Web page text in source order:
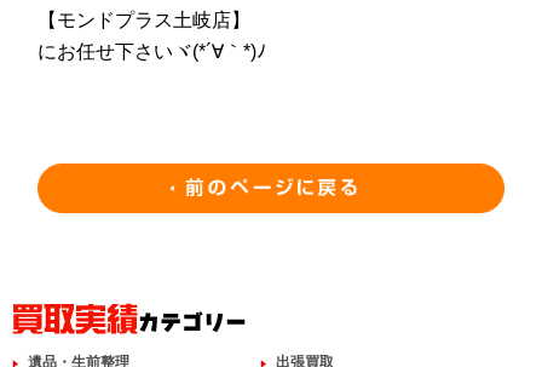
【モンドプラス土岐店】
にお任せ下さいヾ(*´∀｀*)ﾉ
遺品・生前整理
出張買取